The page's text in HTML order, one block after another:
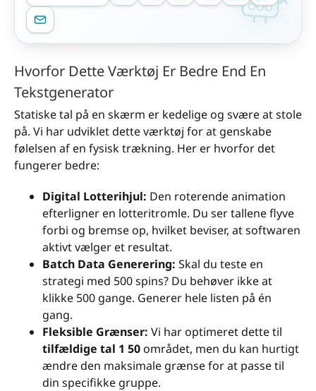
Hvorfor Dette Værktøj Er Bedre End En
Tekstgenerator
Statiske tal på en skærm er kedelige og svære at stole
på. Vi har udviklet dette værktøj for at genskabe
følelsen af en fysisk trækning. Her er hvorfor det
fungerer bedre:
Digital Lotterihjul: Den roterende animation
efterligner en lotteritromle. Du ser tallene flyve
forbi og bremse op, hvilket beviser, at softwaren
aktivt vælger et resultat.
Batch Data Generering: Skal du teste en
strategi med 500 spins? Du behøver ikke at
klikke 500 gange. Generer hele listen på én
gang.
Fleksible Grænser: Vi har optimeret dette til
tilfældige tal 1 50 området, men du kan hurtigt
ændre den maksimale grænse for at passe til
din specifikke gruppe.